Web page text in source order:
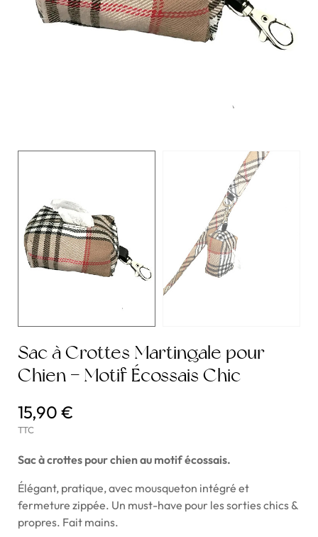
Sac à Crottes Martingale pour
Chien – Motif Écossais Chic
15,90 €
TTC
Sac à crottes pour chien au motif écossais.
Élégant, pratique, avec mousqueton intégré et
fermeture zippée. Un must-have pour les sorties chics &
propres. Fait mains.